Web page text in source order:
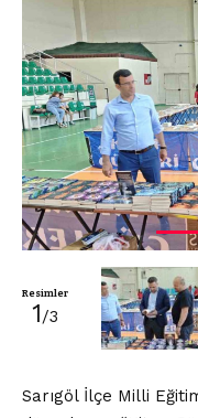
Resimler
1/3
Sarıgöl İlçe Milli